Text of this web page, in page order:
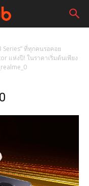
Series” ที่ทุกคนรอคอย
แห่งปี! ในราคาเริ่มต้นเพียง